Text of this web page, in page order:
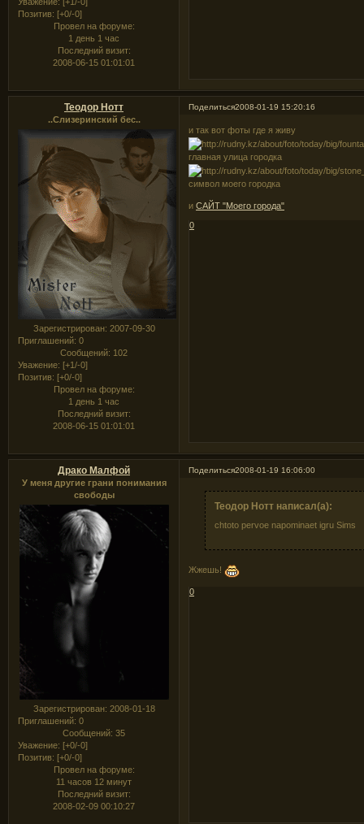
Позитив: [+0/-0]
Провел на форуме:
1 день 1 час
Последний визит:
2008-06-15 01:01:01
Поделиться2008-01-19 15:20:16
Теодор Нотт
..Слизеринский бес..
Зарегистрирован: 2007-09-30
Приглашений: 0
Сообщений: 102
Уважение: [+1/-0]
Позитив: [+0/-0]
Провел на форуме:
1 день 1 час
Последний визит:
2008-06-15 01:01:01
и так вот фоты где я живу
главная улица городка
символ моего городка
иСАЙТ "Моего города"
0
Поделиться2008-01-19 16:06:00
Драко Малфой
У меня другие грани понимания
свободы
Зарегистрирован: 2008-01-18
Приглашений: 0
Сообщений: 35
Уважение: [+0/-0]
Позитив: [+0/-0]
Провел на форуме:
11 часов 12 минут
Последний визит:
2008-02-09 00:10:27
Теодор Нотт написал(а):
chtoto pervoe napominaet igru Sims
Жжешь!
0